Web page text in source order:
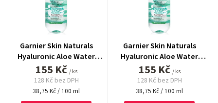
Garnier Skin Naturals
Hyaluronic Aloe Water
Micelární voda 400 ml
155 Kč / ks
128 Kč bez DPH
Měrná
cena:
38,75 Kč / 100 ml
Garnier Skin Naturals
Hyaluronic Aloe Water
Micelární voda 400 ml
155 Kč / ks
128 Kč bez DPH
Měrná
cena:
38,75 Kč / 100 ml